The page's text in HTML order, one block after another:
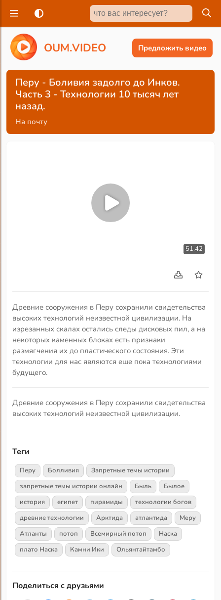
OUM.VIDEO Предложить видео
Перу - Боливия задолго до Инков.
Часть 3 - Технологии 10 тысяч лет
назад.
На почту
51:42
Древние сооружения в Перу сохранили свидетельства
высоких технологий неизвестной цивилизации. На
изрезанных скалах остались следы дисковых пил, а на
некоторых каменных блоках есть признаки
размягчения их до пластического состояния. Эти
технологии для нас являются еще пока технологиями
будущего.
Древние сооружения в Перу сохранили свидетельства
высоких технологий неизвестной цивилизации.
Теги
Перу Болливия
Запретные темы истории
запретные темы истории онлайн
Быль
Былое
история
египет пирамиды
технологии богов
древние технологии
Арктида атлантида
Меру
Атланты
потоп Всемирный потоп
Наска
плато Наска
Камни Ики Ольянтайтамбо
Поделиться с друзьями